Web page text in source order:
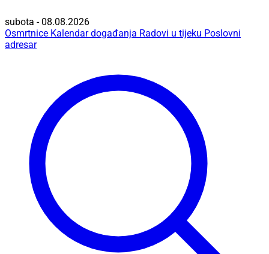
subota - 08.08.2026
Osmrtnice Kalendar događanja Radovi u tijeku Poslovni
adresar